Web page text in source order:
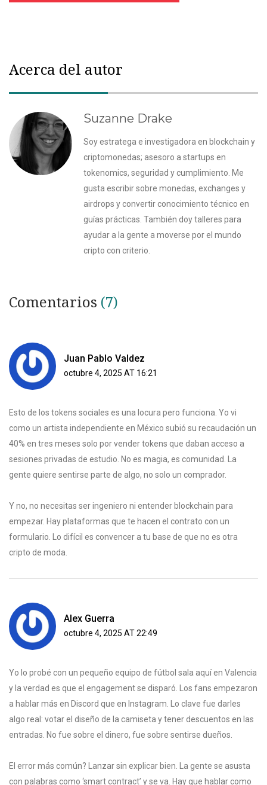
Acerca del autor
Suzanne Drake
Soy estratega e investigadora en blockchain y
criptomonedas; asesoro a startups en
tokenomics, seguridad y cumplimiento. Me
gusta escribir sobre monedas, exchanges y
airdrops y convertir conocimiento técnico en
guías prácticas. También doy talleres para
ayudar a la gente a moverse por el mundo
cripto con criterio.
Comentarios (7)
Juan Pablo Valdez
octubre 4, 2025 AT 16:21
Esto de los tokens sociales es una locura pero funciona. Yo vi
como un artista independiente en México subió su recaudación un
40% en tres meses solo por vender tokens que daban acceso a
sesiones privadas de estudio. No es magia, es comunidad. La
gente quiere sentirse parte de algo, no solo un comprador.
Y no, no necesitas ser ingeniero ni entender blockchain para
empezar. Hay plataformas que te hacen el contrato con un
formulario. Lo difícil es convencer a tu base de que no es otra
cripto de moda.
Alex Guerra
octubre 4, 2025 AT 22:49
Yo lo probé con un pequeño equipo de fútbol sala aquí en Valencia
y la verdad es que el engagement se disparó. Los fans empezaron
a hablar más en Discord que en Instagram. Lo clave fue darles
algo real: votar el diseño de la camiseta y tener descuentos en las
entradas. No fue sobre el dinero, fue sobre sentirse dueños.
El error más común? Lanzar sin explicar bien. La gente se asusta
con palabras como ‘smart contract’ y se va. Hay que hablar como